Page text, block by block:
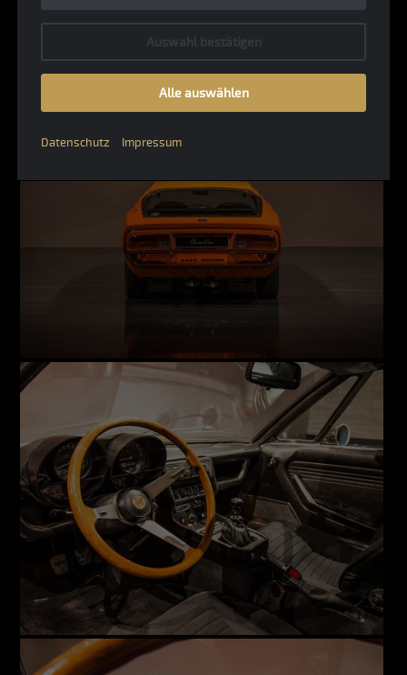
Auswahl bestätigen
Alle auswählen
Datenschutz Impressum